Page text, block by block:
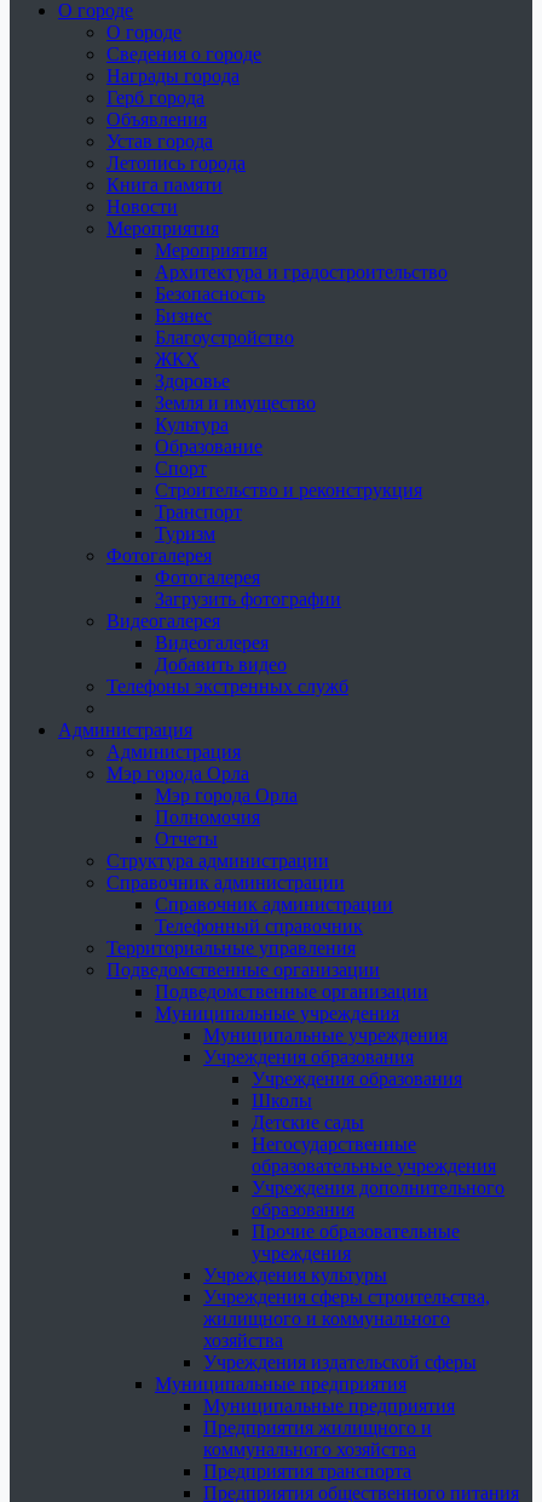
О городе
О городе
Сведения о городе
Награды города
Герб города
Объявления
Устав города
Летопись города
Книга памяти
Новости
Мероприятия
Мероприятия
Архитектура и градостроительство
Безопасность
Бизнес
Благоустройство
ЖКХ
Здоровье
Земля и имущество
Культура
Образование
Спорт
Строительство и реконструкция
Транспорт
Туризм
Фотогалерея
Фотогалерея
Загрузить фотографии
Видеогалерея
Видеогалерея
Добавить видео
Телефоны экстренных служб
Администрация
Администрация
Мэр города Орла
Мэр города Орла
Полномочия
Отчеты
Структура администрации
Справочник администрации
Справочник администрации
Телефонный справочник
Территориальные управления
Подведомственные организации
Подведомственные организации
Муниципальные учреждения
Муниципальные учреждения
Учреждения образования
Учреждения образования
Школы
Детские сады
Негосударственные
образовательные учреждения
Учреждения дополнительного
образования
Прочие образовательные
учреждения
Учреждения культуры
Учреждения сферы строительства,
жилищного и коммунального
хозяйства
Учреждения издательской сферы
Муниципальные предприятия
Муниципальные предприятия
Предприятия жилищного и
коммунального хозяйства
Предприятия транспорта
Предприятия общественного питания